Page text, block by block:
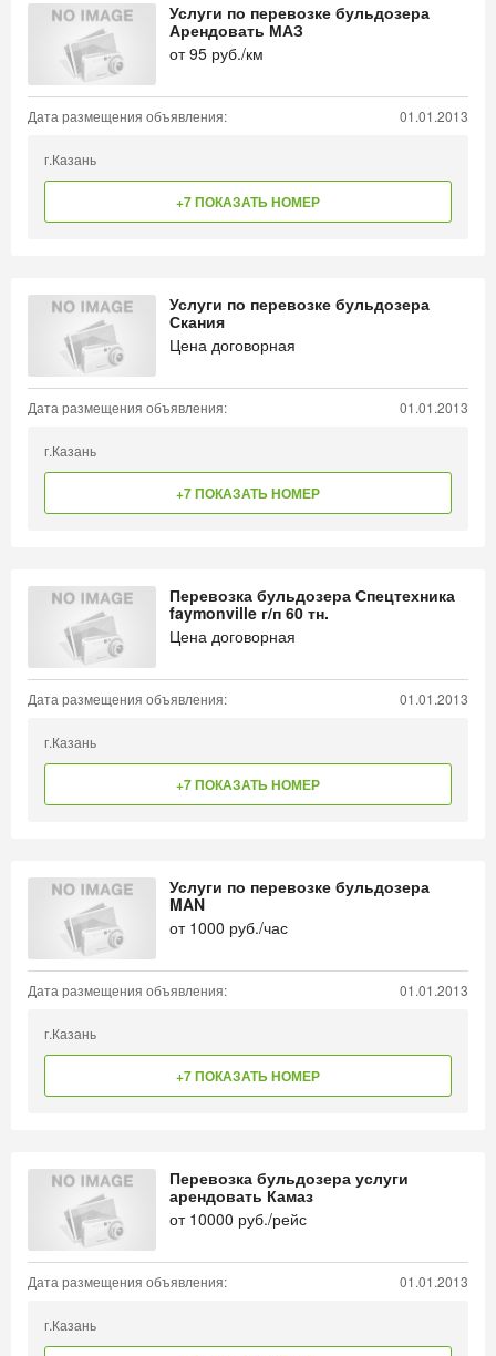
Услуги по перевозке бульдозера
Арендовать МАЗ
от95 руб./км
Дата размещения объявления: 01.01.2013
г.Казань
+7 ПОКАЗАТЬ НОМЕР
Услуги по перевозке бульдозера
Скания
Цена договорная
Дата размещения объявления: 01.01.2013
г.Казань
+7 ПОКАЗАТЬ НОМЕР
Перевозка бульдозера Спецтехника
faymonville г/п 60 тн.
Цена договорная
Дата размещения объявления: 01.01.2013
г.Казань
+7 ПОКАЗАТЬ НОМЕР
Услуги по перевозке бульдозера
MAN
от 1000 руб./час
Дата размещения объявления: 01.01.2013
г.Казань
+7 ПОКАЗАТЬ НОМЕР
Перевозка бульдозера услуги
арендовать Камаз
от 10000 руб./рейс
Дата размещения объявления: 01.01.2013
г.Казань